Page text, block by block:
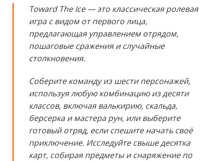
Toward The Ice — это классическая ролевая
игра с видом от первого лица,
предлагающая управлением отрядом,
пошаговые сражения и случайные
столкновения.
Соберите команду из шести персонажей,
используя любую комбинацию из десяти
классов, включая валькирию, скальда,
берсерка и мастера рун, или выберите
готовый отряд, если спешите начать своё
приключение. Исследуйте свыше десятка
карт, собирая предметы и снаряжение по